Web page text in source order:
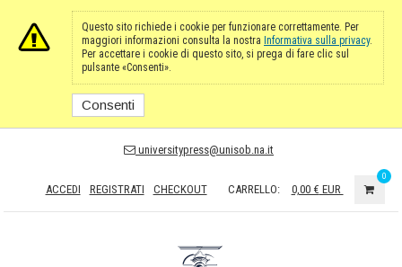
Questo sito richiede i cookie per funzionare correttamente. Per
maggiori informazioni consulta la nostra Informativa sulla privacy.
Per accettare i cookie di questo sito, si prega di fare clic sul
pulsante «Consenti».
Consenti
universitypress@unisob.na.it
ACCEDI REGISTRATI CHECKOUT CARRELLO: 0,00 € EUR
0